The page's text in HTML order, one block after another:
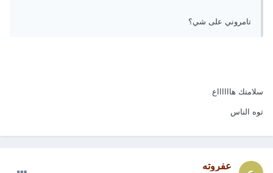
تامروني على شي؟
سلامتك هااااااع
توه الناس
عفروته